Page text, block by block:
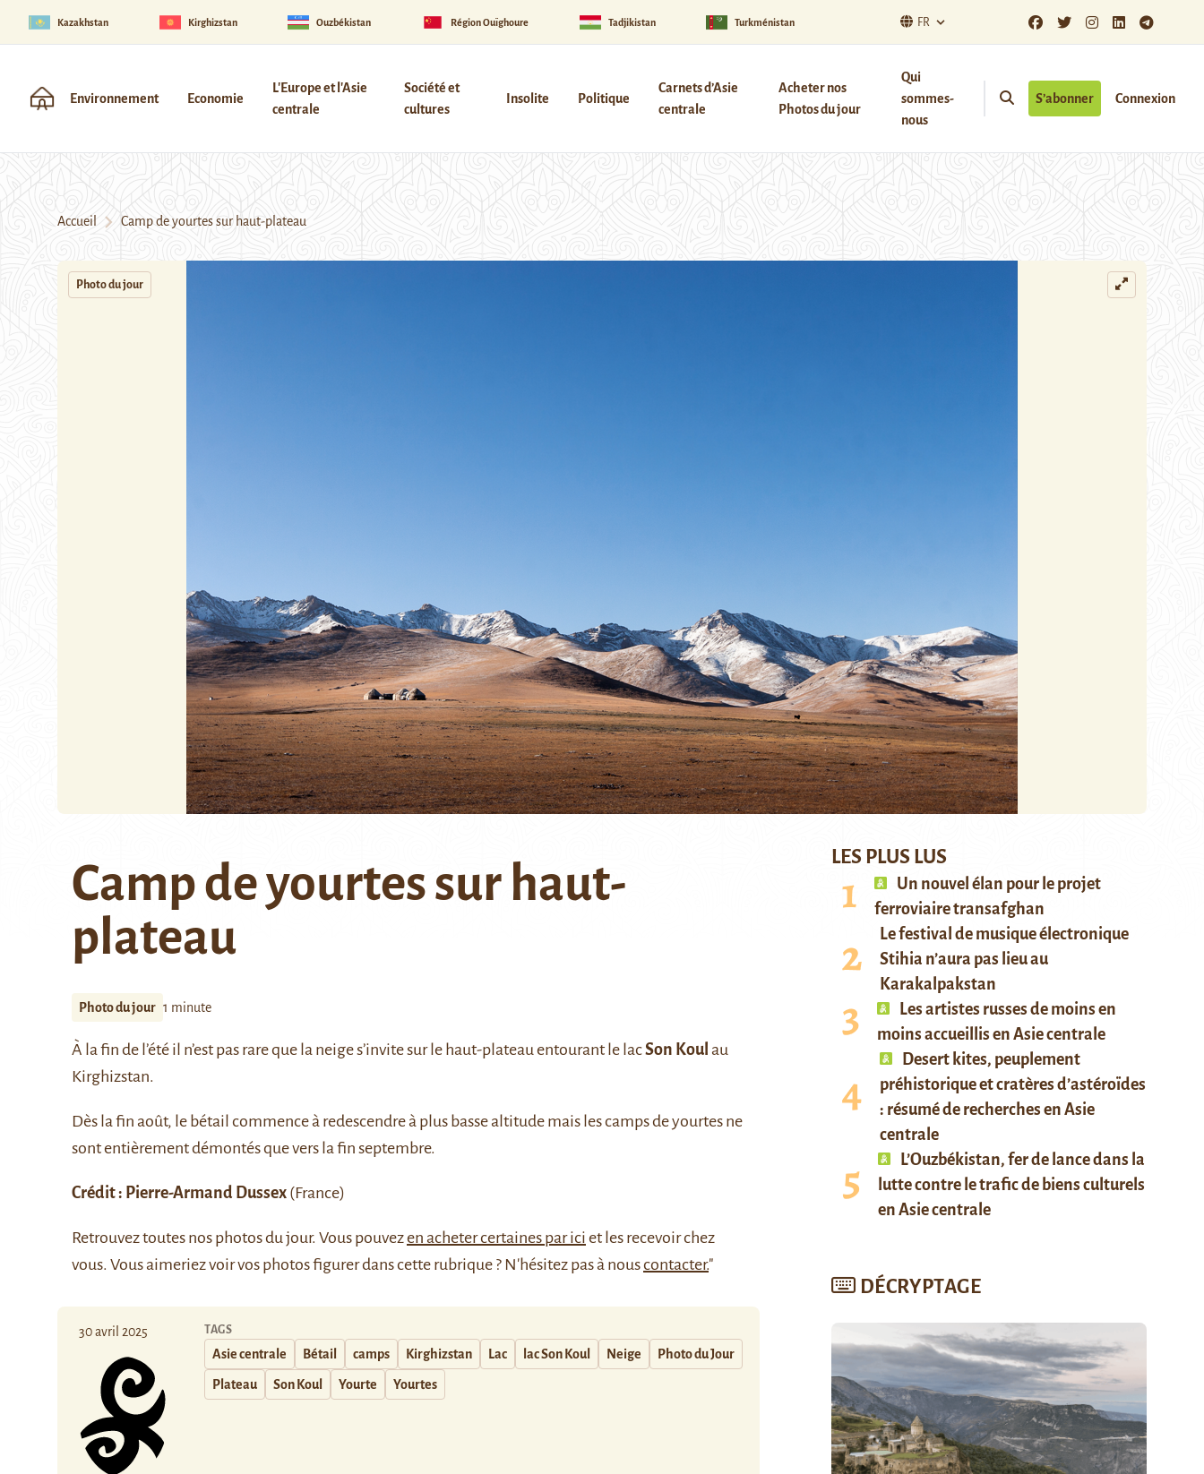
Kazakhstan Kirghizstan Ouzbékistan Région Ouïghoure Tadjikistan Turkménistan FR
Environnement Economie
L'Europe et l'Asie
centrale
Société et
cultures
Insolite Politique
Carnets d’Asie
centrale
Acheter nos
Photos du jour
Qui
sommes-
nous
S’abonner Connexion
Accueil Camp de yourtes sur haut-plateau
Photo du jour
Camp de yourtes sur haut-
plateau
Photo du jour 1 minute
À la fin de l’été il n’est pas rare que la neige s’invite sur le haut-plateau entourant le lacSon Koul au
Kirghizstan.
Dès la fin août, le bétail commence à redescendre à plus basse altitude mais les camps de yourtes ne
sont entièrement démontés que vers la fin septembre.
Crédit : Pierre-Armand Dussex (France)
Retrouveztoutes nos photos du jour. Vous pouvezen acheter certaines par ici et les recevoir chez
vous. Vous aimeriez voir vos photos figurer dans cette rubrique ? N'hésitez pas à nouscontacter."
30 avril 2025 TAGS
Asie centrale Bétail camps Kirghizstan Lac lac Son Koul Neige Photo du Jour
Plateau Son Koul Yourte Yourtes
LES PLUS LUS
Un nouvel élan pour le projet
ferroviaire transafghan
Le festival de musique électronique
Stihia n’aura pas lieu au
Karakalpakstan
Les artistes russes de moins en
moins accueillis en Asie centrale
Desert kites, peuplement
préhistorique et cratères d’astéroïdes
: résumé de recherches en Asie
centrale
L’Ouzbékistan, fer de lance dans la
lutte contre le trafic de biens culturels
en Asie centrale
DÉCRYPTAGE